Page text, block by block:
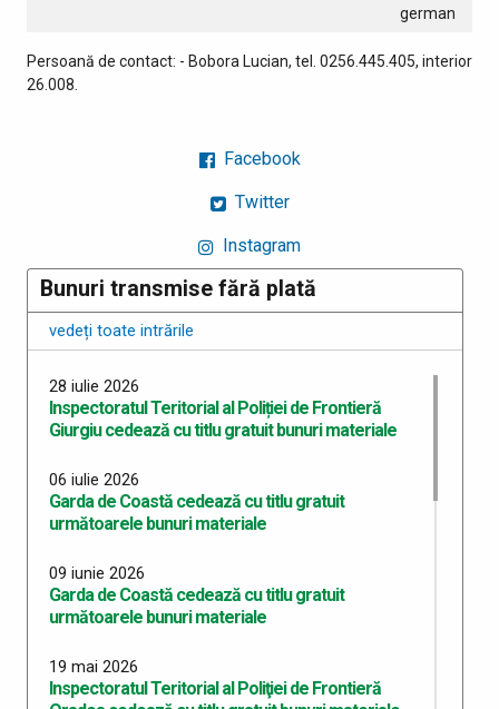
german
Persoană de contact: - Bobora Lucian, tel. 0256.445.405, interior
26.008.
Facebook
Twitter
Instagram
Bunuri transmise fără plată
vedeți toate intrările
28 iulie 2026
Inspectoratul Teritorial al Poliției de Frontieră
Giurgiu cedează cu titlu gratuit bunuri materiale
06 iulie 2026
Garda de Coastă cedează cu titlu gratuit
următoarele bunuri materiale
09 iunie 2026
Garda de Coastă cedează cu titlu gratuit
următoarele bunuri materiale
19 mai 2026
Inspectoratul Teritorial al Poliţiei de Frontieră